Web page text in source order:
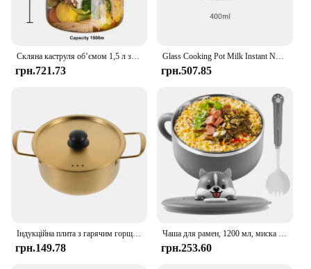
грн.721.73
Glass Cooking Pot Milk Instant Noodle Pot Soup Stock Porridge Pots Wooden Handle Open Flame Heating Kitchen Cookware Clay Pot
грн.507.85
грн.149.78 грн.253.60